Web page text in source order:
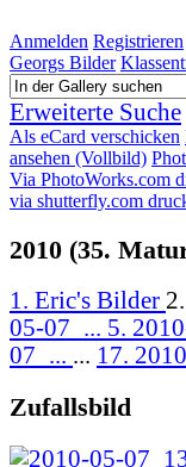
Anmelden Registrieren
Georgs Bilder
Erweiterte Suche
Als eCard verschicken
ansehen (Vollbild)
Via PhotoWorks.com
via shutterfly.com
2010 (35.
1. Eric's Bilder
05-07_... 5.
07_... ... 17.
Zufallsbild